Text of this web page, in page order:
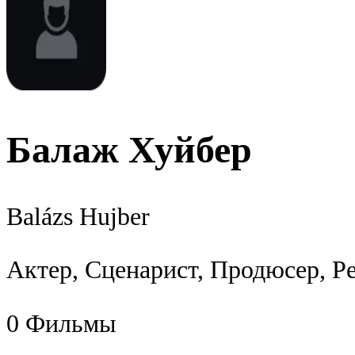
Балаж Хуйбер
Balázs Hujber
Актер, Сценарист, Продюсер,
0 Фильмы